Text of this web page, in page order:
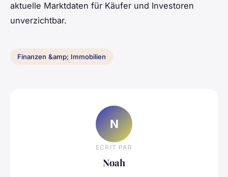
aktuelle Marktdaten für Käufer und Investoren
unverzichtbar.
Finanzen &amp; Immobilien
N
ECRIT PAR
Noah